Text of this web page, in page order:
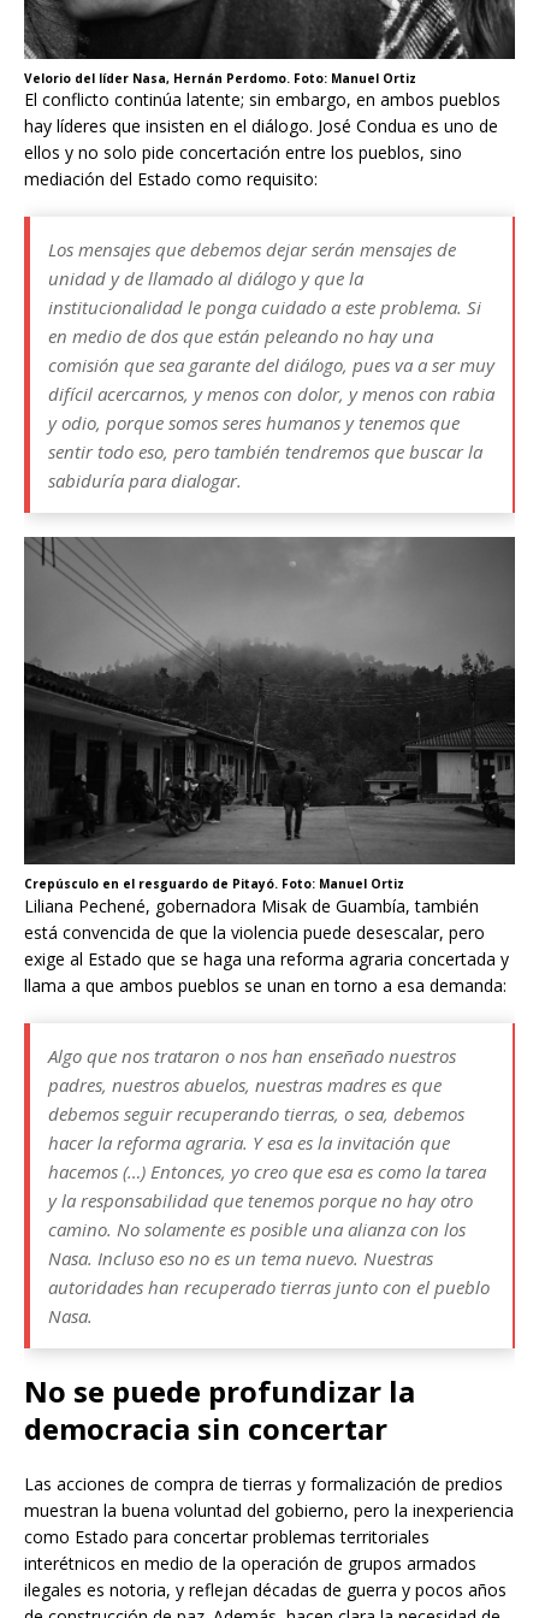
Velorio del líder Nasa, Hernán Perdomo. Foto: Manuel Ortiz
El conflicto continúa latente; sin embargo, en ambos pueblos
hay líderes que insisten en el diálogo. José Condua es uno de
ellos y no solo pide concertación entre los pueblos, sino
mediación del Estado como requisito:
Los mensajes que debemos dejar serán mensajes de
unidad y de llamado al diálogo y que la
institucionalidad le ponga cuidado a este problema. Si
en medio de dos que están peleando no hay una
comisión que sea garante del diálogo, pues va a ser muy
difícil acercarnos, y menos con dolor, y menos con rabia
y odio, porque somos seres humanos y tenemos que
sentir todo eso, pero también tendremos que buscar la
sabiduría para dialogar.
Crepúsculo en el resguardo de Pitayó. Foto: Manuel Ortiz
Liliana Pechené, gobernadora Misak de Guambía, también
está convencida de que la violencia puede desescalar, pero
exige al Estado que se haga una reforma agraria concertada y
llama a que ambos pueblos se unan en torno a esa demanda:
Algo que nos trataron o nos han enseñado nuestros
padres, nuestros abuelos, nuestras madres es que
debemos seguir recuperando tierras, o sea, debemos
hacer la reforma agraria. Y esa es la invitación que
hacemos (…) Entonces, yo creo que esa es como la tarea
y la responsabilidad que tenemos porque no hay otro
camino. No solamente es posible una alianza con los
Nasa. Incluso eso no es un tema nuevo. Nuestras
autoridades han recuperado tierras junto con el pueblo
Nasa.
No se puede profundizar la
democracia sin concertar
Las acciones de compra de tierras y formalización de predios
muestran la buena voluntad del gobierno, pero la inexperiencia
como Estado para concertar problemas territoriales
interétnicos en medio de la operación de grupos armados
ilegales es notoria, y reflejan décadas de guerra y pocos años